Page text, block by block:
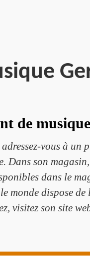
de
vous à un
Dans son
dans le
dispose de
visitez son site